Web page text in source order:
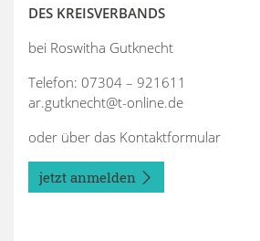
DES KREISVERBANDS
bei Roswitha Gutknecht
Telefon: 07304 – 921611
ar.gutknecht@t-online.de
oder über das Kontaktformular
jetzt anmelden